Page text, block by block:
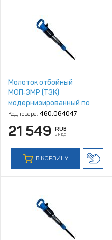
Молоток отбойный
МОП‑3МР (ТЗК)
модернизированный по
типу МОП‑3М с пластиковой
Код товара: 460.064047
21 549 RUB
с НДС
В КОРЗИНУ